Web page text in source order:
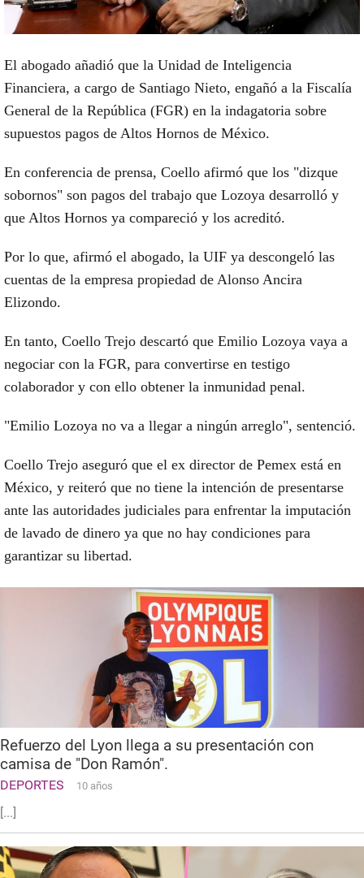
El abogado añadió que la Unidad de Inteligencia
Financiera, a cargo de Santiago Nieto, engañó a la Fiscalía
General de la República (FGR) en la indagatoria sobre
supuestos pagos de Altos Hornos de México.
En conferencia de prensa, Coello afirmó que los "dizque
sobornos" son pagos del trabajo que Lozoya desarrolló y
que Altos Hornos ya compareció y los acreditó.
Por lo que, afirmó el abogado, la UIF ya descongeló las
cuentas de la empresa propiedad de Alonso Ancira
Elizondo.
En tanto, Coello Trejo descartó que Emilio Lozoya vaya a
negociar con la FGR, para convertirse en testigo
colaborador y con ello obtener la inmunidad penal.
"Emilio Lozoya no va a llegar a ningún arreglo", sentenció.
Coello Trejo aseguró que el ex director de Pemex está en
México, y reiteró que no tiene la intención de presentarse
ante las autoridades judiciales para enfrentar la imputación
de lavado de dinero ya que no hay condiciones para
garantizar su libertad.
Refuerzo del Lyon llega a su presentación con
camisa de "Don Ramón".
DEPORTES 10 años
[...]